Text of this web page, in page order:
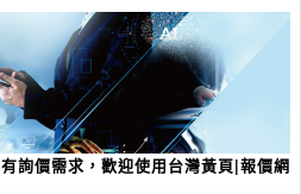
有詢價需求，歡迎使用台灣黃頁|報價網